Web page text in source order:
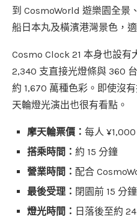
到 CosmoWorld 遊樂園全景
船日本丸及橫濱港灣景色，
Cosmo Clock 21 本身也設有
2,340 支直接光燈條與 360
約 1,670 萬種色彩。即使沒
天輪燈光演出也很有看點。
摩天輪票價： 每人 ¥1,000
搭乘時間： 約 15 分鐘
營業時間： 配合
最後受理： 閉園前 15 分
燈光時間： 日落後至約